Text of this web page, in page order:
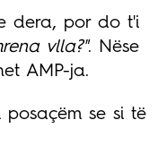
dera, por do t'i
vlla?". Nëse
AMP-ja.
posaçëm se si të